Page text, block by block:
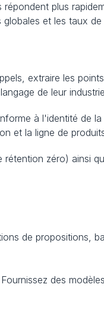
plus
et les taux de
extraire les
de leur
à l'identité de
et la ligne de
zéro) ainsi
de propositions,
des